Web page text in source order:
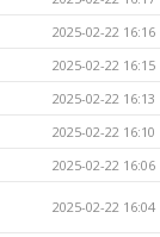
2025-02-22 16:16
2025-02-22 16:15
2025-02-22 16:13
2025-02-22 16:10
2025-02-22 16:06
2025-02-22 16:04